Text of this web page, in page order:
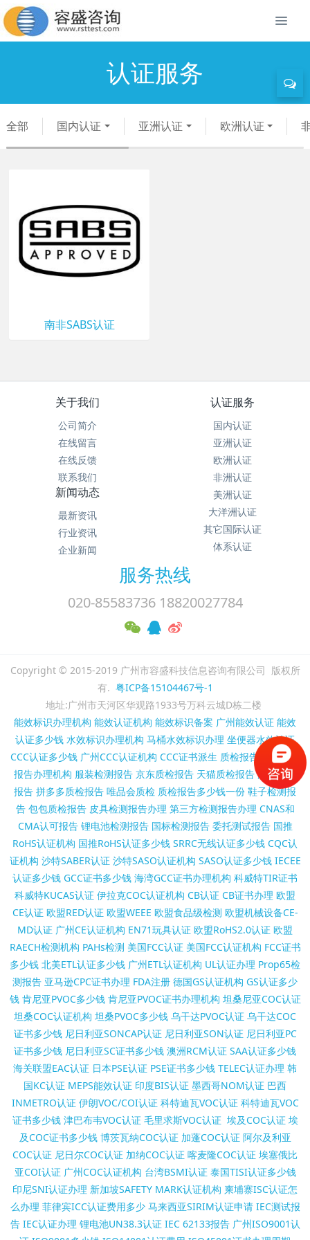
认证服务
全部 国内认证 亚洲认证 欧洲认证
南非SABS认证
关于我们
公司简介
在线留言
在线反馈
联系我们
认证服务
国内认证
亚洲认证
欧洲认证
非洲认证
美洲认证
大洋洲认证
其它国际认证
体系认证
新闻动态
最新资讯
行业资讯
企业新闻
服务热线
020-85583736 18820027784
Copyright © 2015-2019 广州市容盛科技信息咨询有限公司 版权所
有. 粤ICP备15104467号-1
地址:广州市天河区华观路1933号万科云城D栋二楼
能效标识办理机构 能效认证机构 能效标识备案 广州能效认证 能效
认证多少钱 水效标识办理机构 马桶水效标识办理 坐便器水效认证
CCC认证多少钱 广州CCC认证机构 CCC证书派生 质检报告代办 质检
报告办理机构 服装检测报告 京东质检报告 天猫质检报告 淘宝质检
报告 拼多多质检报告 唯品会质检 质检报告多少钱一份 鞋子检测报
告 包包质检报告 皮具检测报告办理 第三方检测报告办理 CNAS和
CMA认可报告 锂电池检测报告 国标检测报告 委托测试报告 国推
RoHS认证机构 国推RoHS认证多少钱 SRRC无线认证多少钱 CQC认
证机构 沙特SABER认证 沙特SASO认证机构 SASO认证多少钱 IECEE
认证多少钱 GCC证书多少钱 海湾GCC证书办理机构 科威特TIR证书
科威特KUCAS认证 伊拉克COC认证机构 CB认证 CB证书办理 欧盟
CE认证 欧盟RED认证 欧盟WEEE 欧盟食品级检测 欧盟机械设备CE-
MD认证 广州CE认证机构 EN71玩具认证 欧盟RoHS2.0认证 欧盟
RAECH检测机构 PAHs检测 美国FCC认证 美国FCC认证机构 FCC证书
多少钱 北美ETL认证多少钱 广州ETL认证机构 UL认证办理 Prop65检
测报告 亚马逊CPC证书办理 FDA注册 德国GS认证机构 GS认证多少
钱 肯尼亚PVOC多少钱 肯尼亚PVOC证书办理机构 坦桑尼亚COC认证
坦桑COC认证机构 坦桑PVOC多少钱 乌干达PVOC认证 乌干达COC
证书多少钱 尼日利亚SONCAP认证 尼日利亚SON认证 尼日利亚PC
证书多少钱 尼日利亚SC证书多少钱 澳洲RCM认证 SAA认证多少钱
海关联盟EAC认证 日本PSE认证 PSE证书多少钱 TELEC认证办理 韩
国KC认证 MEPS能效认证 印度BIS认证 墨西哥NOM认证 巴西
INMETRO认证 伊朗VOC/COI认证 科特迪瓦VOC认证 科特迪瓦VOC
证书多少钱 津巴布韦VOC认证 毛里求斯VOC认证 埃及COC认证 埃
及COC证书多少钱 博茨瓦纳COC认证 加蓬COC认证 阿尔及利亚
COC认证 尼日尔COC认证 加纳COC认证 喀麦隆COC认证 埃塞俄比
亚COI认证 广州COC认证机构 台湾BSMI认证 泰国TISI认证多少钱
印尼SNI认证办理 新加坡SAFETY MARK认证机构 柬埔寨ISC认证怎
么办理 菲律宾ICC认证费用多少 马来西亚SIRIM认证申请 IEC测试报
告 IEC认证办理 锂电池UN38.3认证 IEC 62133报告 广州ISO9001认